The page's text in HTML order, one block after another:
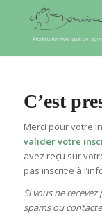
C’est
Merci pour votre
valider votre
avez reçu sur
pas inscrit·e à
Si vous ne
spams ou